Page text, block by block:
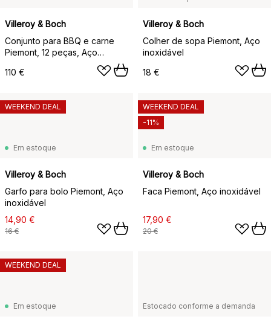
Villeroy & Boch
Conjunto para BBQ e carne
Piemont, 12 peças, Aço
110 €
Villeroy & Boch
Colher de sopa Piemont, Aço
inoxidável
18 €
Em estoque
Villeroy & Boch
Garfo para bolo Piemont, Aço
inoxidável
14,90 €
16 €
WEEKEND DEAL
Em estoque
Villeroy & Boch
Faca Piemont, Aço inoxidável
17,90 €
20 €
WEEKEND DEAL
-11%
Em estoque
WEEKEND DEAL
Estocado conforme a demanda